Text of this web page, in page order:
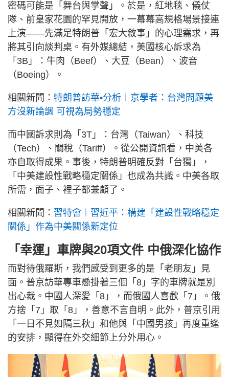
密碼可能是「舞台與掌聲」。於是，紅地毯、儀仗
隊、前皇家花園的罕見開放，一幕幕高規格場景接連
上演——先滿足特朗普「宏大敘事」的心理需求，再
將其引向談判桌。有外媒總結，美國核心訴求為
「3B」：牛肉（Beef）、大豆（Bean）、波音
（Boeing）。
相關新聞： 特朗普訪華•分析︱京學者：台灣問題美
方沒新論調 可視為局勢穩定
而中國訴求則為「3T」：台灣（Taiwan）、科技
（Tech）、關稅（Tariff）。從公開資訊看，中美各
亦自取得成果。事後，特朗普明確反對「台獨」，
「中美建設性戰略穩定關係」也成為共識。中美各取
所需，面子、裡子都兼顧了。
相關新聞： 習特會︱習近平：構建「建設性戰略穩定
關係」作為中美關係新定位
「幸運」車牌與20項文件 中俄深化協作
而對待俄羅斯，我們感受到更多的是「老朋友」見
面。普京訪華專車懸掛著三個「8」字的車牌就是別
出心裁。中國人深愛「8」，而俄國人喜歡「7」。俄
方捨「7」取「8」，善意不言自明。此外，普京引用
「一日不見如隔三秋」和他與「中國男孩」再度重逢
的安排，顯得在外交細節上分外用心。